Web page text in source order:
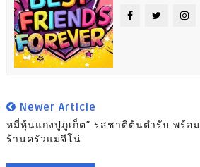
Newer Article
หมี่หุ้นแกงปูภูเก็ต” รสชาติต้นตำรับ พร้อ
ร้านครัวแม่จีโน่